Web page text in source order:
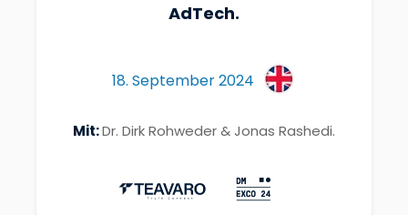
AdTech.
18. September 2024
Mit:Dr. Dirk Rohweder &Jonas Rashedi.